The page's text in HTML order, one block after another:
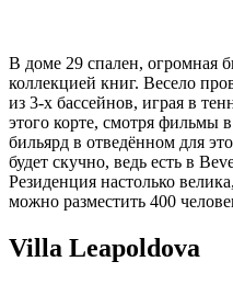
В доме 29 спален, огромная
коллекцией книг. Весело
из 3-х бассейнов, играя в
этого корте, смотря фильмы
бильярд в отведённом для
будет скучно, ведь есть в
Резиденция настолько
можно разместить 400
Villa Leapoldova